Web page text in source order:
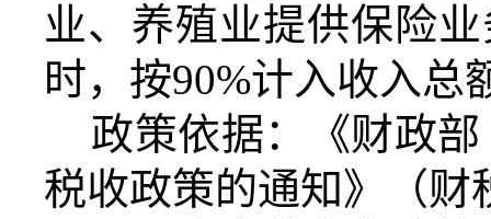
业、养殖业提供保险
时，按90%计入收入总
政策依据：《财政
税收政策的通知》（财